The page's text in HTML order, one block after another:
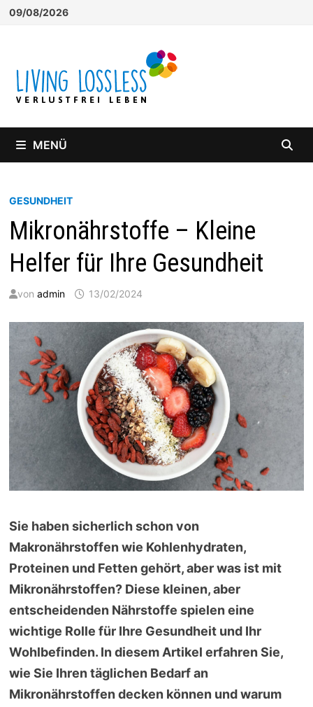
Zum
09/08/2026
MENÜ
GESUNDHEIT
Mikronährstoffe – Kleine
Helfer für Ihre Gesundheit
von admin 13/02/2024
Sie haben sicherlich schon von
Makronährstoffen wie Kohlenhydraten,
Proteinen und Fetten gehört, aber was ist mit
Mikronährstoffen? Diese kleinen, aber
entscheidenden Nährstoffe spielen eine
wichtige Rolle für Ihre Gesundheit und Ihr
Wohlbefinden. In diesem Artikel erfahren Sie,
wie Sie Ihren täglichen Bedarf an
Mikronährstoffen decken können und warum